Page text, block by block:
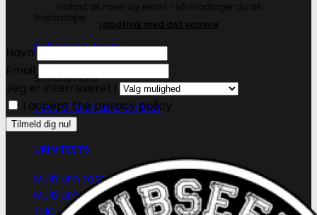
Robadope tests
Simons tests
Test af primære aminer
URIN TESTS
Multi urin test - 3 stoffer
Multi urin test - 10 stoffer
THC urin test - 25ng/ml
Indtast dit navn og email - så modtager du dit
rabatlink med det samme
Navn
Email
Jeg er interreseret i
I accept the privacy policy